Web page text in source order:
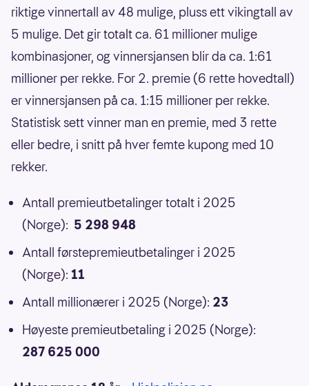
riktige vinnertall av 48 mulige, pluss ett vikingtall av
5 mulige. Det gir totalt ca. 61 millioner mulige
kombinasjoner, og vinnersjansen blir da ca. 1:61
millioner per rekke. For 2. premie (6 rette hovedtall)
er vinnersjansen på ca. 1:15 millioner per rekke.
Statistisk sett vinner man en premie, med 3 rette
eller bedre, i snitt på hver femte kupong med 10
rekker.
Antall premieutbetalinger totalt i 2025
(Norge): 5 298 948
Antall førstepremieutbetalinger i 2025
(Norge): 11
Antall millionærer i 2025 (Norge): 23
Høyeste premieutbetaling i 2025 (Norge):
287 625 000